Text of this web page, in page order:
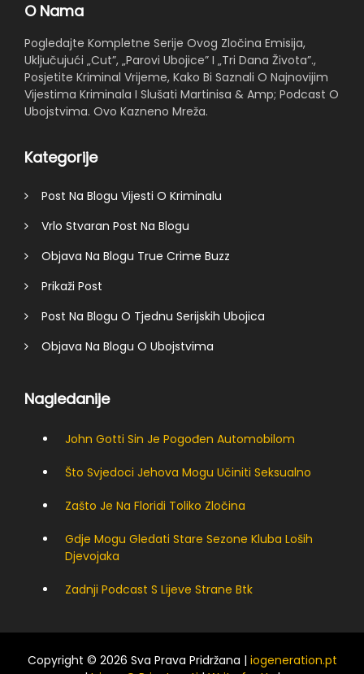
O Nama
Pogledajte Kompletne Serije Ovog Zločina Emisija,
Uključujući „Cut”, „Parovi Ubojice” I „Tri Dana Života”.,
Posjetite Kriminal Vrijeme, Kako Bi Saznali O Najnovijim
Vijestima Kriminala I Slušati Martinisa & Amp; Podcast O
Ubojstvima. Ovo Kazneno Mreža.
Kategorije
Post Na Blogu Vijesti O Kriminalu
Vrlo Stvaran Post Na Blogu
Objava Na Blogu True Crime Buzz
Prikaži Post
Post Na Blogu O Tjednu Serijskih Ubojica
Objava Na Blogu O Ubojstvima
Nagledanije
John Gotti Sin Je Pogođen Automobilom
Što Svjedoci Jehova Mogu Učiniti Seksualno
Zašto Je Na Floridi Toliko Zločina
Gdje Mogu Gledati Stare Sezone Kluba Loših
Djevojaka
Zadnji Podcast S Lijeve Strane Btk
Copyright © 2026 Sva Prava Pridržana | iogeneration.pt